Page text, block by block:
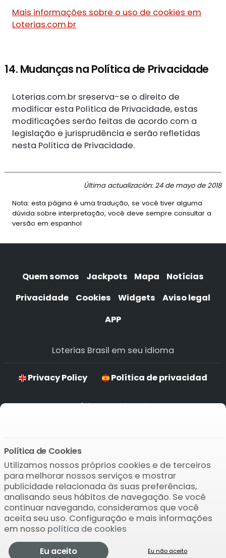
Mais informações sobre o uso de cookies em
Loterias.com.br
14. Mudanças na Política de Privacidade
Loterias.com.br sreserva-se o direito de
modificar esta Política de Privacidade, estas
modificações serão feitas de acordo com a
legislação e jurisprudência e serão refletidas
nesta Política de Privacidade.
Última actualización: 24 de mayo de 2018
Nota: esta página é uma tradução, se você tiver alguma
dúvida sobre interpretação, você deve sempre consultar a
versão em espanhol
Quem somos Jackpots Mapa
Notícias
Privacidade
Cookies Widgets
Aviso legal
APP
Loterias Brasil em seu idioma
Privacy Policy Política de privacidad
Política de privacidade
Hinweise zum Datenschutz
Baixar o APP
Política de Cookies
Utilizamos nossos próprios cookies e de terceiros
para melhorar nossos serviços e mostrar
publicidade relacionada às suas preferências,
analisando seus hábitos de navegação. Se você
continuar navegando, consideramos que você
aceita seu uso. Configuração e mais informações
em nosso política de cookies
Eu aceito
Eu não aceito